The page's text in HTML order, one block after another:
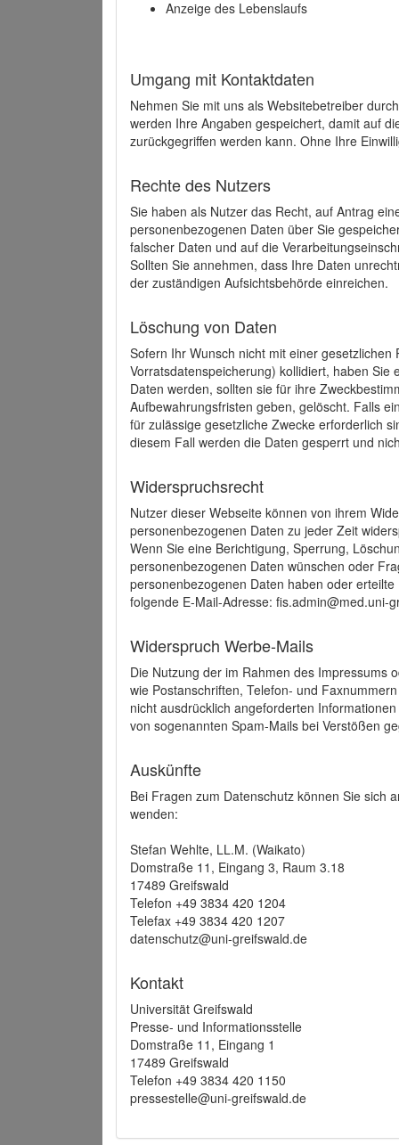
Anzeige des Lebenslaufs
Umgang mit Kontaktdaten
Nehmen Sie mit uns als Websitebetreiber
werden Ihre Angaben gespeichert, damit auf
zurückgegriffen werden kann. Ohne Ihre
Rechte des Nutzers
Sie haben als Nutzer das Recht, auf Antrag
personenbezogenen Daten über Sie
falscher Daten und auf die
Sollten Sie annehmen, dass Ihre Daten
der zuständigen Aufsichtsbehörde einreichen.
Löschung von Daten
Sofern Ihr Wunsch nicht mit einer
Vorratsdatenspeicherung) kollidiert, haben
Daten werden, sollten sie für ihre
Aufbewahrungsfristen geben, gelöscht. Falls
für zulässige gesetzliche Zwecke erforderlich
diesem Fall werden die Daten gesperrt und
Widerspruchsrecht
Nutzer dieser Webseite können von ihrem
personenbezogenen Daten zu jeder Zeit
Wenn Sie eine Berichtigung, Sperrung,
personenbezogenen Daten wünschen oder
personenbezogenen Daten haben oder
folgende E-Mail-Adresse: fis.admin@med.uni-
Widerspruch Werbe-Mails
Die Nutzung der im Rahmen des Impressums
wie Postanschriften, Telefon- und
nicht ausdrücklich angeforderten
von sogenannten Spam-Mails bei Verstößen
Auskünfte
Bei Fragen zum Datenschutz können Sie sich
wenden:
Stefan Wehlte, LL.M. (Waikato)
Domstraße 11, Eingang 3, Raum 3.18
17489 Greifswald
Telefon +49 3834 420 1204
Telefax +49 3834 420 1207
datenschutz@uni-greifswald.de
Kontakt
Universität Greifswald
Presse- und Informationsstelle
Domstraße 11, Eingang 1
17489 Greifswald
Telefon +49 3834 420 1150
pressestelle@uni-greifswald.de